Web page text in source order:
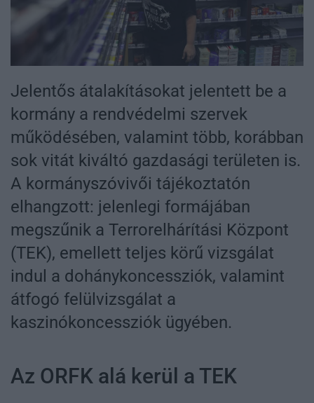
Jelentős átalakításokat jelentett be a
kormány a rendvédelmi szervek
működésében, valamint több, korábban
sok vitát kiváltó gazdasági területen is.
A kormányszóvivői tájékoztatón
elhangzott: jelenlegi formájában
megszűnik a Terrorelhárítási Központ
(TEK), emellett teljes körű vizsgálat
indul a dohánykoncessziók, valamint
átfogó felülvizsgálat a
kaszinókoncessziók ügyében.
Az ORFK alá kerül a TEK